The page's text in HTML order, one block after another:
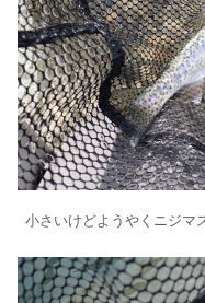
小さいけどようやくニジマ